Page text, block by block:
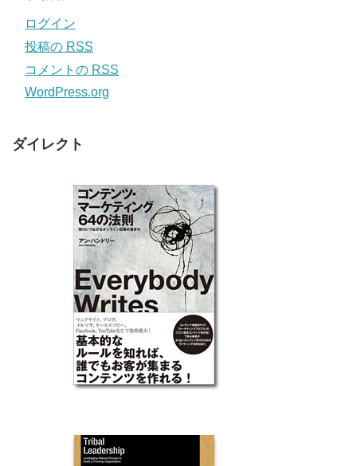
ログイン
投稿の RSS
コメントの RSS
WordPress.org
ダイレクト